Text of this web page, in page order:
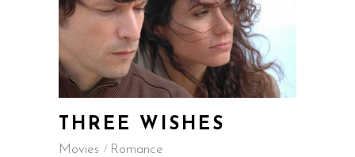
THREE WISHES
Movies Romance